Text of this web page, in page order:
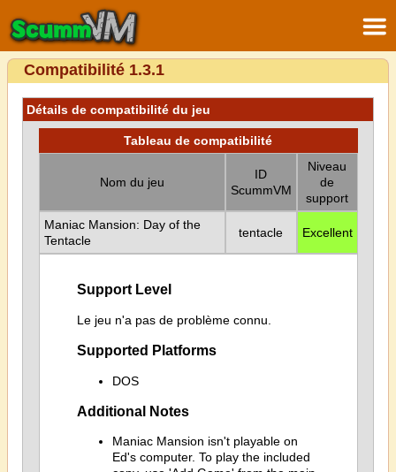
Compatibilité 1.3.1
Détails de compatibilité du jeu
Tableau de compatibilité
Nom du jeu
ID
ScummVM
Niveau
de
support
Maniac Mansion: Day of the
Tentacle
tentacle Excellent
Support Level
Le jeu n'a pas de problème connu.
Supported Platforms
DOS
Additional Notes
Maniac Mansion isn't playable on
Ed's computer. To play the included